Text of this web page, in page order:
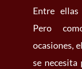
Entre
Pero
ocasiones,
se necesita